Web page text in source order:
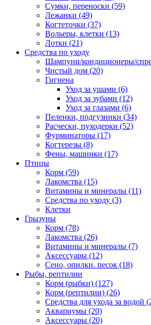
Сумки, переноски (59)
Лежанки (49)
Когтеточки (37)
Вольеры, клетки (13)
Лотки (21)
Средства по уходу
Шампуни/кондиционеры/
Чистый дом (20)
Гигиена
Уход за ушами (6)
Уход за зубами (12)
Уход за глазами (6)
Пеленки, подгузники (34)
Расчески, пуходерки (52)
Фурминаторы (17)
Когтерезы (8)
Фены, машинки (17)
Птицы
Корм (59)
Лакомства (15)
Витамины и минералы (11)
Средства по уходу (3)
Клетки
Грызуны
Корм (78)
Лакомства (26)
Витамины и минералы (7)
Аксессуары (12)
Сено, опилки. песок (18)
Рыбы, рептилии
Корм (рыбки) (127)
Корм (рептилии) (26)
Средства для ухода за водой
Аквариумы (20)
Аксессуары (20)